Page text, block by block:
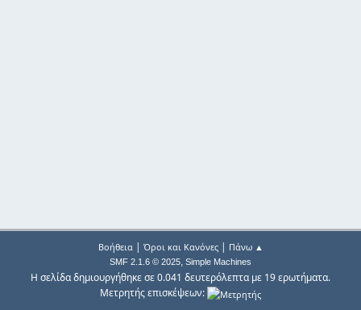
Βοήθεια| Όροι και Κανόνες| Πάνω ▲
SMF 2.1.6 © 2025, Simple Machines
Η σελίδα δημιουργήθηκε σε 0.041 δευτερόλεπτα με 19 ερωτήματα.
Μετρητής επισκέψεων: